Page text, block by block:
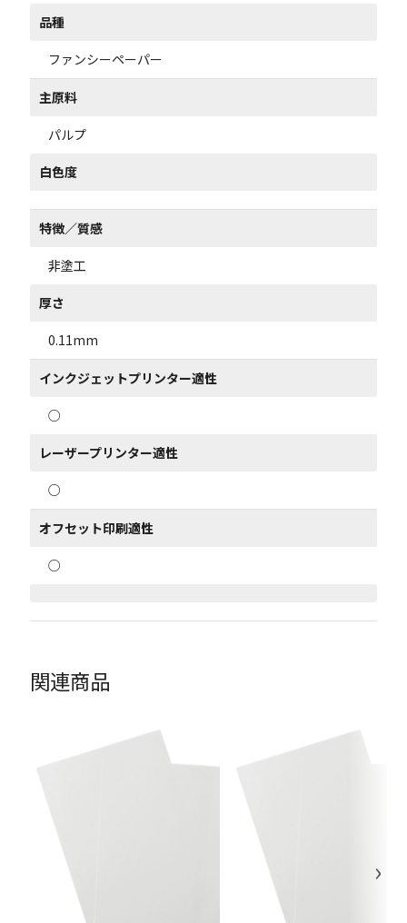
品種
ファンシーペーパー
主原料
パルプ
白色度
特徴／質感
非塗工
厚さ
0.11mm
インクジェットプリンター適性
○
レーザープリンター適性
○
オフセット印刷適性
○
関連商品